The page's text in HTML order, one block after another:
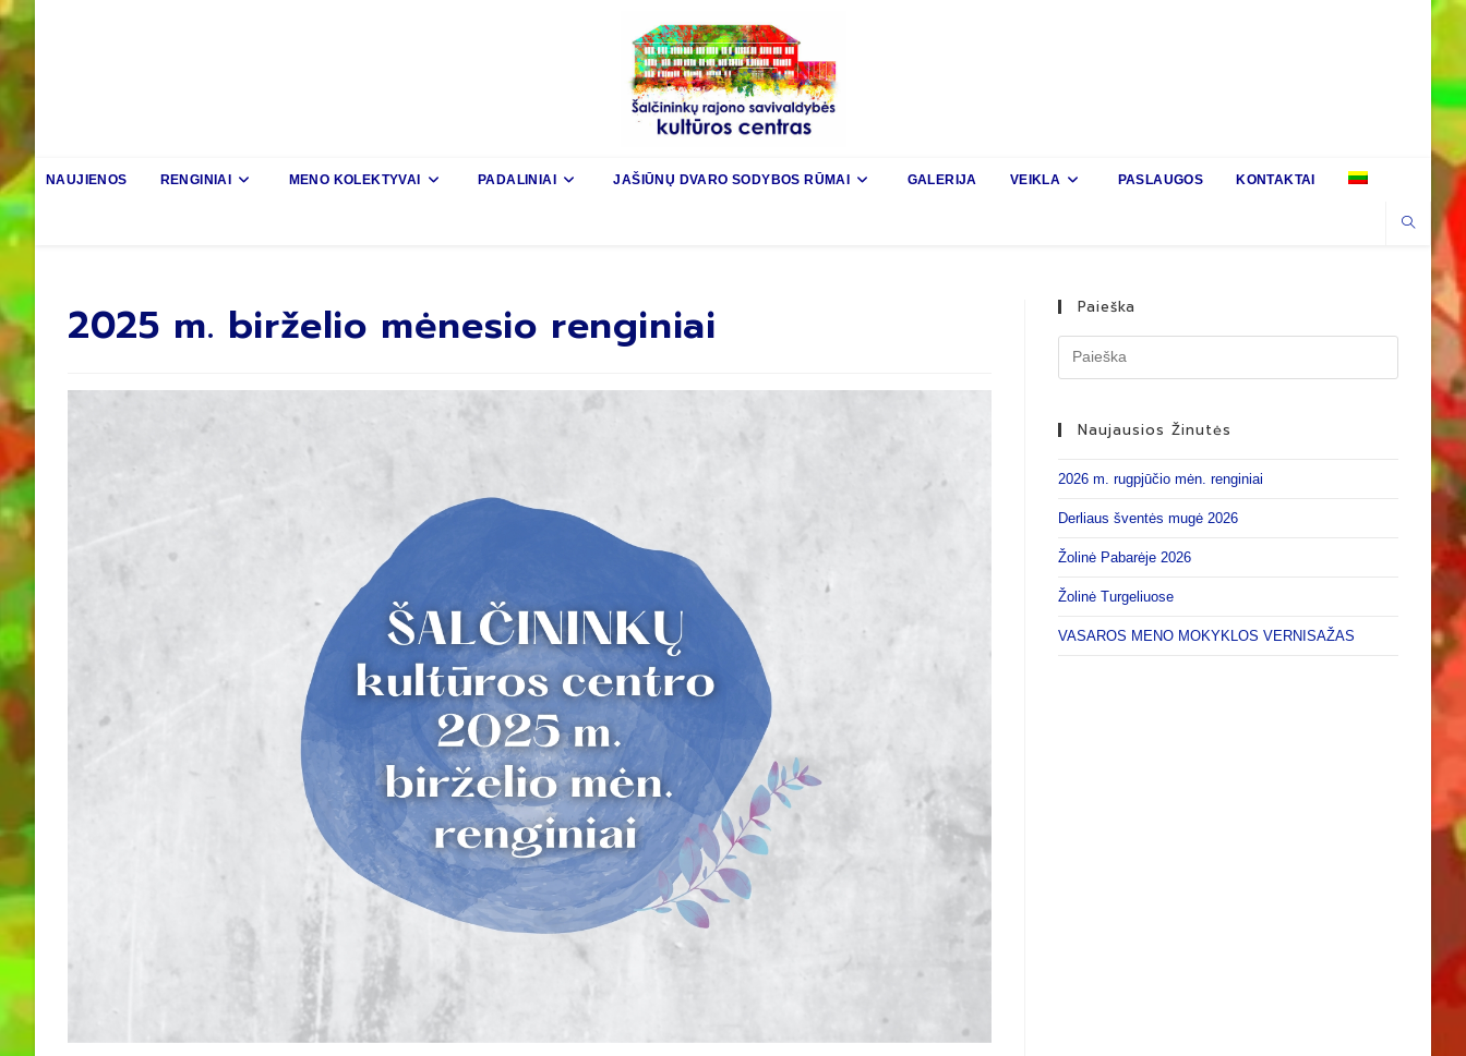
NAUJIENOS RENGINIAI MENO KOLEKTYVAI PADALINIAI JAŠIŪNŲ DVARO SODYBOS RŪMAI GALERIJA VEIKLA PASLAUGOS KONTAKTAI
2025 m. birželio mėnesio renginiai Paieška
Naujausios Žinutės
2026 m. rugpjūčio mėn. renginiai
Derliaus šventės mugė 2026
Žolinė Pabarėje 2026
Žolinė Turgeliuose
VASAROS MENO MOKYKLOS VERNISAŽAS